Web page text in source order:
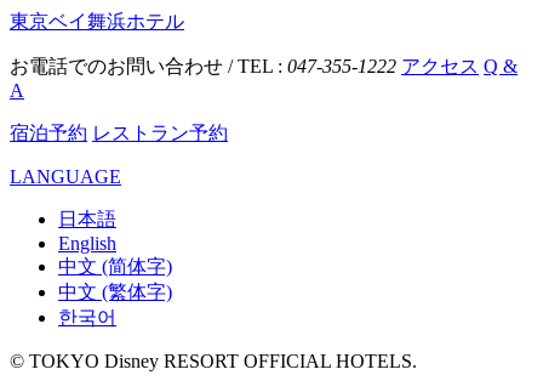
東京ベイ舞浜ホテル
お電話でのお問い合わせ / TEL : 047-355-1222 アクセス Q &
A
宿泊予約 レストラン予約
LANGUAGE
日本語
English
中文 (简体字)
中文 (繁体字)
한국어
© TOKYO Disney RESORT OFFICIAL HOTELS.